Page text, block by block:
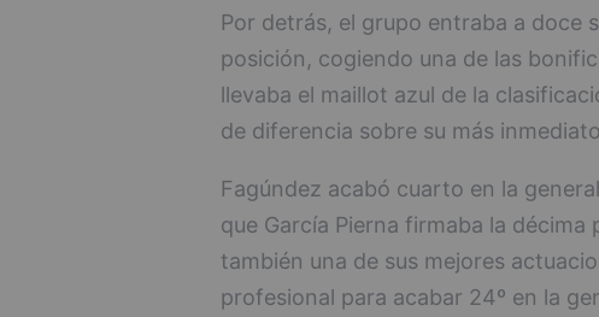
Por detrás, el grupo entraba a doce
posición, cogiendo una de las
llevaba el maillot azul de la
de diferencia sobre su más
Fagúndez acabó cuarto en la
que García Pierna firmaba la
también una de sus mejores
profesional para acabar 24º en la